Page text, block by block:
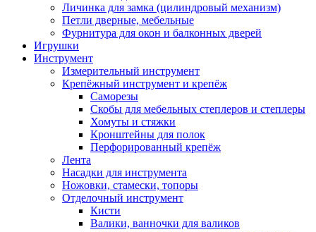
Личинка для замка (цилиндровый механизм)
Петли дверные, мебельные
Фурнитура для окон и балконных дверей
Игрушки
Инструмент
Измерительный инструмент
Крепёжный инструмент и крепёж
Саморезы
Скобы для мебельных степлеров и степлеры
Хомуты и стяжки
Кронштейны для полок
Перфорированный крепёж
Лента
Насадки для инструмента
Ножовки, стамески, топоры
Отделочный инструмент
Кисти
Валики, ванночки для валиков